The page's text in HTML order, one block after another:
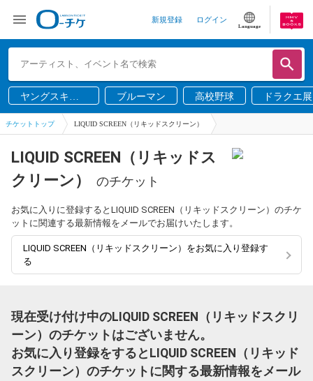
新規登録 ログイン
Language
ヤングスキニ
ー
ブルーマン 高校野球 ドラクエ展
チケットトップ LIQUID SCREEN（リキッドスクリーン）
LIQUID SCREEN（リキッドス
クリーン）
のチケット
お気に入りに登録するとLIQUID SCREEN（リキッドスクリーン）のチケ
ットに関連する最新情報をメールでお届けいたします。
LIQUID SCREEN（リキッドスクリーン）をお気に入り登録す
る
現在受け付け中のLIQUID SCREEN（リキッドスクリ
ーン）のチケットはございません。
お気に入り登録をするとLIQUID SCREEN（リキッド
スクリーン）のチケットに関する最新情報をメール